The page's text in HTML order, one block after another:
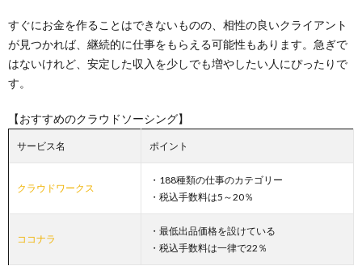
すぐにお金を作ることはできないものの、相性の良いクライアント
が見つかれば、継続的に仕事をもらえる可能性もあります。急ぎで
はないけれど、安定した収入を少しでも増やしたい人にぴったりで
す。
【おすすめのクラウドソーシング】
サービス名 ポイント
クラウドワークス
・188種類の仕事のカテゴリー
・税込手数料は5～20％
ココナラ
・最低出品価格を設けている
・税込手数料は一律で22％